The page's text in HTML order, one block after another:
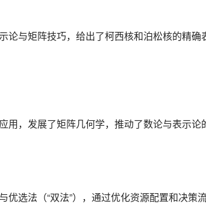
论与矩阵技巧，给出了柯西核和泊松核的精
，发展了矩阵几何学，推动了数论与表示论
优选法（“双法”），通过优化资源配置和决